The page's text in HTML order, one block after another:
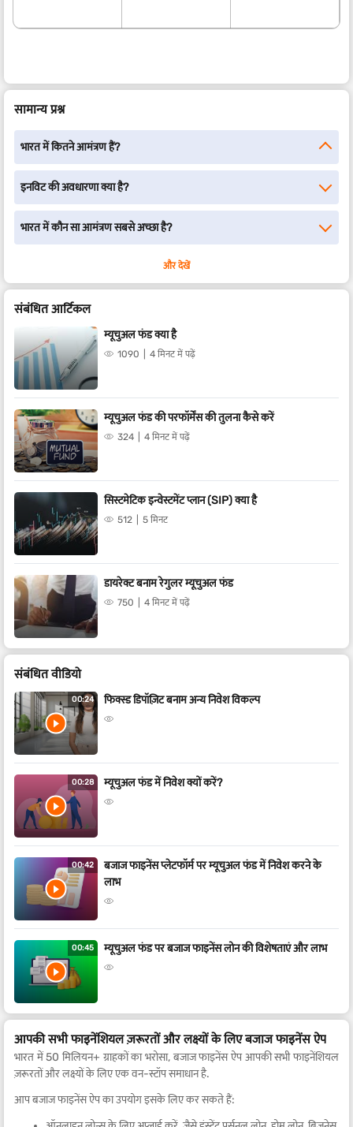
सामान्य प्रश्न
भारत में कितने आमंत्रण हैं?
इनविट की अवधारणा क्या है?
भारत में कौन सा आमंत्रण सबसे अच्छा है?
और देखें
संबंधित आर्टिकल
म्यूचुअल फंड क्या है
1090 4 मिनट में पढ़ें
म्यूचुअल फंड की परफॉर्मेंस की तुलना कैसे करें
324 4 मिनट में पढ़ें
सिस्टमेटिक इन्वेस्टमेंट प्लान (SIP) क्या है
512 5 मिनट
डायरेक्ट बनाम रेगुलर म्यूचुअल फंड
750 4 मिनट में पढ़ें
संबं​धित वीडियो
00:24 फिक्स्ड डिपॉज़िट बनाम अन्य निवेश विकल्प
00:28 म्यूचुअल फंड में निवेश क्यों करें?
00:42
बजाज फाइनेंस प्लेटफॉर्म पर म्यूचुअल फंड में निवेश करने के
लाभ
00:45 म्यूचुअल फंड पर बजाज फाइनेंस लोन की विशेषताएं और लाभ
आपकी सभी फाइनेंशियल ज़रूरतों और लक्ष्यों के लिए बजाज फाइनेंस ऐप
भारत में 50 मिलियन+ ग्राहकों का भरोसा, बजाज फाइनेंस ऐप आपकी सभी फाइनेंशियल
ज़रूरतों और लक्ष्यों के लिए एक वन-स्टॉप समाधान है.
आप बजाज फाइनेंस ऐप का उपयोग इसके लिए कर सकते हैं: